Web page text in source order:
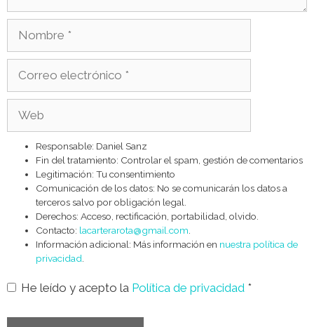
electrónico
Responsable: Daniel Sanz
Fin del tratamiento: Controlar el spam, gestión de comentarios
Legitimación: Tu consentimiento
Comunicación de los datos: No se comunicarán los datos a
terceros salvo por obligación legal.
Derechos: Acceso, rectificación, portabilidad, olvido.
Contacto: lacarterarota@gmail.com
Información adicional: Más información en nuestra política de
privacidad
He leído y acepto la Política de privacidad *